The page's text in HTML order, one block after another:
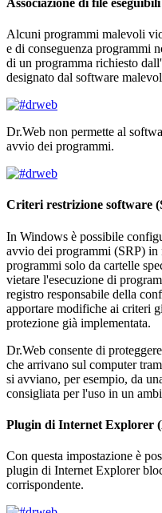
Alcuni programmi malevoli
e di conseguenza programmi
di un programma richiesto
designato dal software
Dr.Web non permette al
avvio dei programmi.
Criteri restrizione software
In Windows è possibile
avvio dei programmi (SRP) in
programmi solo da cartelle
vietare l'esecuzione di
registro responsabile della
apportare modifiche ai criteri
protezione già implementata.
Dr.Web consente di
che arrivano sul computer
si avviano, per esempio, da
consigliata per l'uso in un
Plugin di Internet Explorer
Con questa impostazione è
plugin di Internet Explorer
corrispondente.